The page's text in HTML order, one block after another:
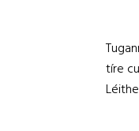
tíre